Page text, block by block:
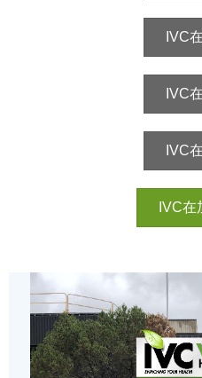
IVC
IVC
IVC
IVC在